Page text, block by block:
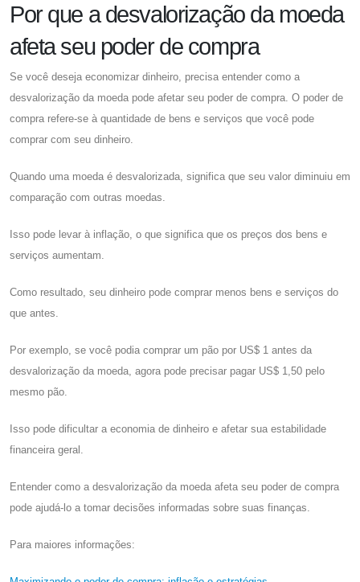
Por que a desvalorização da moeda
afeta seu poder de compra
Se você deseja economizar dinheiro, precisa entender como a
desvalorização da moeda pode afetar seu poder de compra. O poder de
compra refere-se à quantidade de bens e serviços que você pode
comprar com seu dinheiro.
Quando uma moeda é desvalorizada, significa que seu valor diminuiu em
comparação com outras moedas.
Isso pode levar à inflação, o que significa que os preços dos bens e
serviços aumentam.
Como resultado, seu dinheiro pode comprar menos bens e serviços do
que antes.
Por exemplo, se você podia comprar um pão por US$ 1 antes da
desvalorização da moeda, agora pode precisar pagar US$ 1,50 pelo
mesmo pão.
Isso pode dificultar a economia de dinheiro e afetar sua estabilidade
financeira geral.
Entender como a desvalorização da moeda afeta seu poder de compra
pode ajudá-lo a tomar decisões informadas sobre suas finanças.
Para maiores informações: